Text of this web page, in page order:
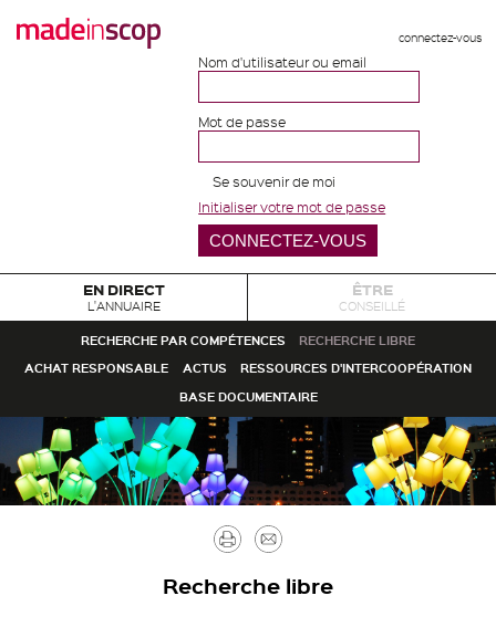
connectez-vous
Nom d'utilisateur ou email
Mot de passe
Se souvenir de moi
Initialiser votre mot de passe
EN DIRECT
L'ANNUAIRE
ÊTRE
CONSEILLÉ
RECHERCHE PAR COMPÉTENCES
RECHERCHE LIBRE
ACHAT RESPONSABLE
ACTUS
RESSOURCES D'INTERCOOPÉRATION
BASE DOCUMENTAIRE
Imprimer
Recherche libre